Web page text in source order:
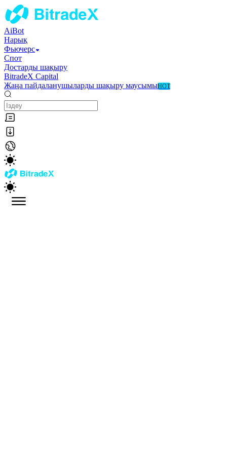
AiBot
Нарық
Фьючерс
Спот
Достарды шақыру
BitradeX Capital
Жаңа пайдаланушыларды шақыру маусымыHOT